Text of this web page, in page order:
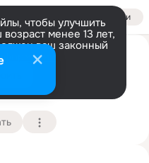
Войти
чтобы улучшить
менее 13 лет,
ваш законный